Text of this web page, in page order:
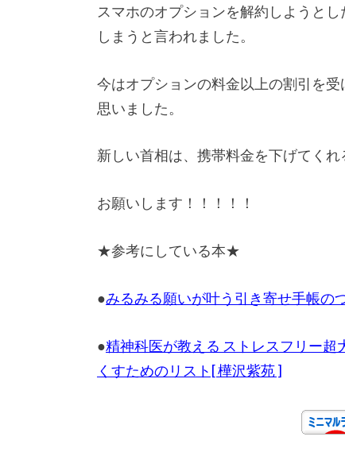
スマホのオプションを解約しようと
しまうと言われました。
今はオプションの料金以上の割引を
思いました。
新しい首相は、携帯料金を下げてく
お願いします！！！！！
★参考にしている本★
●みるみる願いが叶う引き寄せ手帳の
●精神科医が教える ストレスフリー
くすためのリスト[ 樺沢紫苑 ]